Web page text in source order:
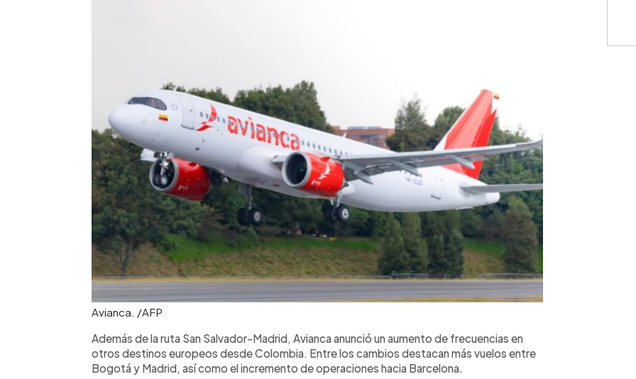
Avianca. /AFP
Además de la ruta San Salvador-Madrid, Avianca anunció un aumento de frecuencias en
otros destinos europeos desde Colombia. Entre los cambios destacan más vuelos entre
Bogotá y Madrid, así como el incremento de operaciones hacia Barcelona.